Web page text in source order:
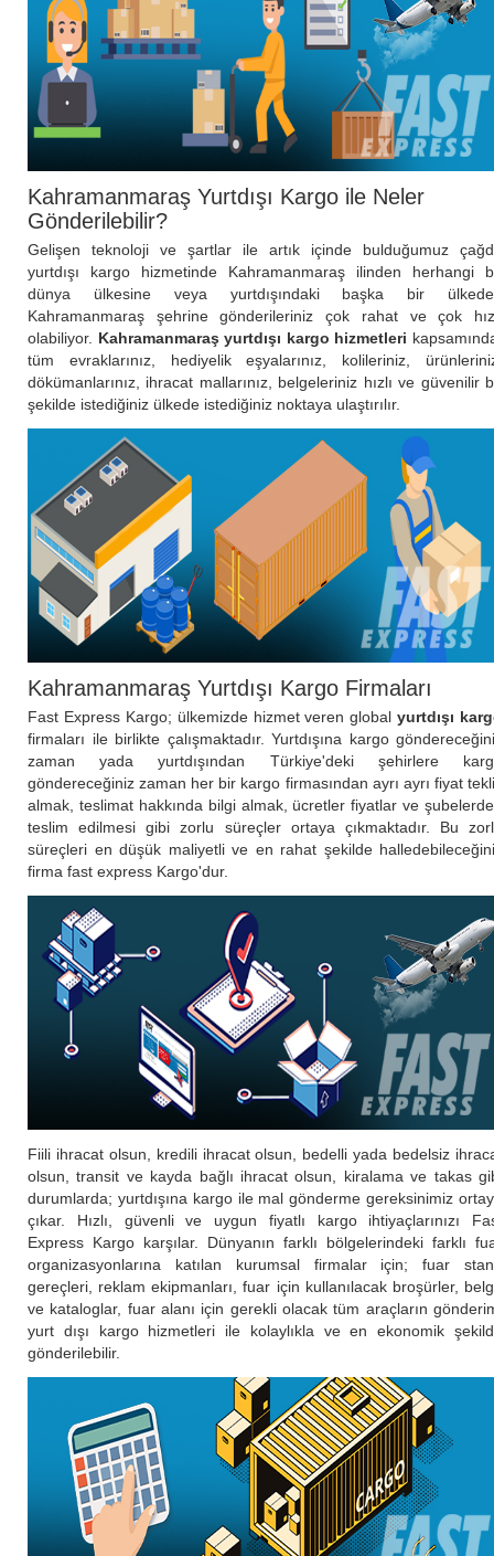
Kahramanmaraş Yurtdışı Kargo ile Neler
Gönderilebilir?
Gelişen teknoloji ve şartlar ile artık içinde bulduğumuz
yurtdışı kargo hizmetinde Kahramanmaraş ilinden herhangi
dünya ülkesine veya yurtdışındaki başka bir
Kahramanmaraş şehrine gönderileriniz çok rahat ve çok
olabiliyor. Kahramanmaraş yurtdışı kargo hizmetleri
tüm evraklarınız, hediyelik eşyalarınız, kolileriniz,
dökümanlarınız, ihracat mallarınız, belgeleriniz hızlı ve güvenilir
şekilde istediğiniz ülkede istediğiniz noktaya ulaştırılır.
Kahramanmaraş Yurtdışı Kargo Firmaları
Fast Express Kargo; ülkemizde hizmet veren globalyurtdışı
firmaları ile birlikte çalışmaktadır. Yurtdışına kargo
zaman yada yurtdışından Türkiye'deki şehirlere
göndereceğiniz zaman her bir kargo firmasından ayrı ayrı fiyat
almak, teslimat hakkında bilgi almak, ücretler fiyatlar ve
teslim edilmesi gibi zorlu süreçler ortaya çıkmaktadır. Bu
süreçleri en düşük maliyetli ve en rahat şekilde
firma fast express Kargo'dur.
Fiili ihracat olsun, kredili ihracat olsun, bedelli yada bedelsiz
olsun, transit ve kayda bağlı ihracat olsun, kiralama ve takas
durumlarda; yurtdışına kargo ile mal gönderme gereksinimiz
çıkar. Hızlı, güvenli ve uygun fiyatlı kargo ihtiyaçlarınızı
Express Kargo karşılar. Dünyanın farklı bölgelerindeki farklı
organizasyonlarına katılan kurumsal firmalar için; fuar
gereçleri, reklam ekipmanları, fuar için kullanılacak broşürler,
ve kataloglar, fuar alanı için gerekli olacak tüm araçların
yurt dışı kargo hizmetleri ile kolaylıkla ve en ekonomik
gönderilebilir.